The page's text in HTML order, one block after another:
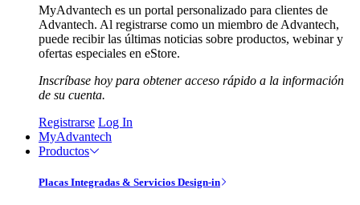
MyAdvantech es un portal personalizado para clientes de
Advantech. Al registrarse como un miembro de Advantech,
puede recibir las últimas noticias sobre productos, webinar y
ofertas especiales en eStore.
Inscríbase hoy para obtener acceso rápido a la información
de su cuenta.
Registrarse Log In
MyAdvantech
Productos
Placas Integradas & Servicios Design-in